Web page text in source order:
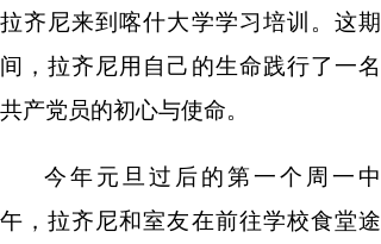
拉齐尼来到喀什大学学习培训。这期
间，拉齐尼用自己的生命践行了一名
共产党员的初心与使命。
今年元旦过后的第一个周一中
午，拉齐尼和室友在前往学校食堂途